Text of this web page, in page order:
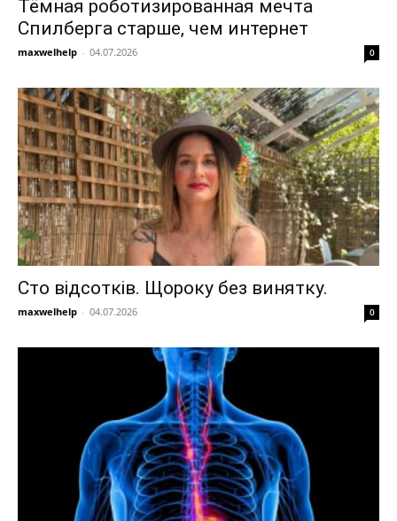
Тёмная роботизированная мечта
Спилберга старше, чем интернет
maxwelhelp - 04.07.2026 0
Сто відсотків. Щороку без винятку.
maxwelhelp - 04.07.2026 0